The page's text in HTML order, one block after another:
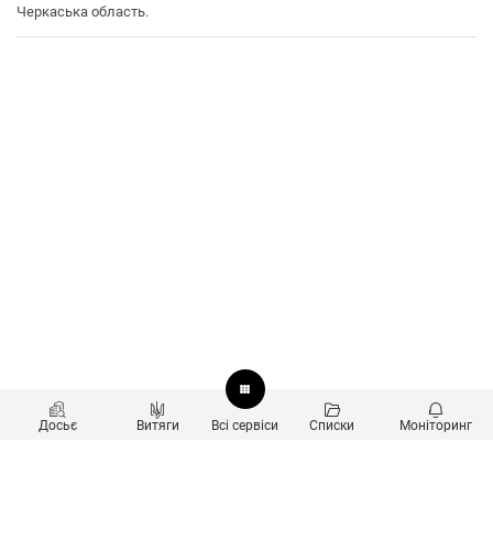
Черкаська область.
Досьє Витяги Всі сервіси Списки Моніторинг